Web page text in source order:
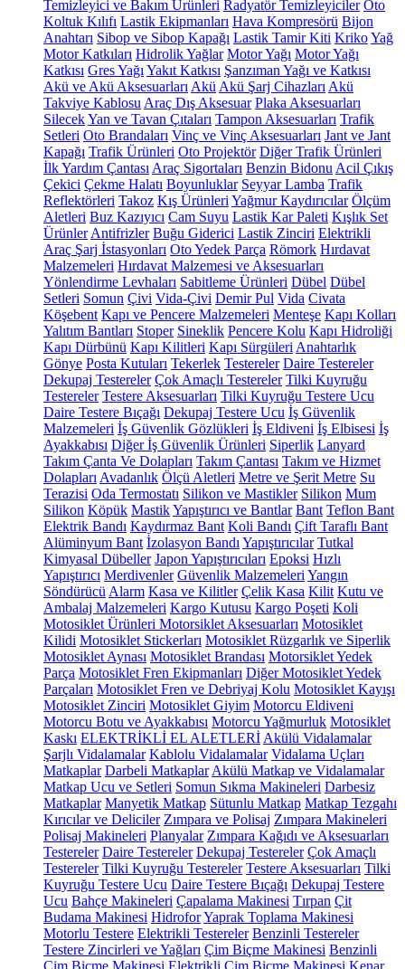
Temizleyici ve Bakım Ürünleri Radyatör Temizleyiciler Oto
Koltuk Kılıfı Lastik Ekipmanları Hava Kompresörü Bijon
Anahtarı Sibop ve Sibop Kapağı Lastik Tamir Kiti KrikoYağ
Motor Katkıları Hidrolik Yağlar Motor Yağı Motor Yağı
Katkısı Gres Yağı Yakıt Katkısı Şanzıman Yağı ve Katkısı
Akü ve Akü Aksesuarları Akü Akü Şarj Cihazları Akü
Takviye Kablosu Araç Dış Aksesuar Plaka Aksesuarları
SilecekYan ve Tavan Çıtaları Tampon Aksesuarları Trafik
Setleri Oto Brandaları Vinç ve Vinç Aksesuarları Jant ve Jant
Kapağı Trafik Ürünleri Oto Projektör Diğer Trafik Ürünleri
İlk Yardım Çantası Araç Sigortaları Benzin Bidonu Acil Çıkış
Çekici Çekme Halatı Boyunluklar Seyyar Lamba Trafik
Reflektörleri Takoz Kış Ürünleri Yağmur Kaydırıcılar Ölçüm
Aletleri Buz Kazıyıcı Cam Suyu Lastik Kar Paleti Kışlık Set
Ürünler Antifrizler Buğu Giderici Lastik Zinciri Elektrikli
Araç Şarj İstasyonları Oto Yedek Parça Römork Hırdavat
Malzemeleri Hırdavat Malzemesi ve Aksesuarları
Yönlendirme Levhaları Sabitleme Ürünleri Dübel Dübel
Setleri Somun Çivi Vida-Çivi Demir Pul Vida Civata
Köşebent Kapı ve Pencere Malzemeleri Menteşe Kapı Kolları
Yalıtım Bantları Stoper Sineklik Pencere Kolu Kapı Hidroliği
Kapı Dürbünü Kapı Kilitleri Kapı Sürgüleri Anahtarlık
Gönye Posta Kutuları Tekerlek Testereler Daire Testereler
Dekupaj Testereler Çok Amaçlı Testereler Tilki Kuyruğu
Testereler Testere Aksesuarları Tilki Kuyruğu Testere Ucu
Daire Testere Bıçağı Dekupaj Testere Ucu İş Güvenlik
Malzemeleri İş Güvenlik Gözlükleri İş Eldiveni İş Elbisesi İş
Ayakkabısı Diğer İş Güvenlik Ürünleri Siperlik Lanyard
Takım Çanta Ve Dolapları Takım Çantası Takım ve Hizmet
Dolapları Avadanlık Ölçü Aletleri Metre ve Şerit Metre Su
Terazisi Oda Termostatı Silikon ve Mastikler Silikon Mum
Silikon Köpük MastikYapıştırıcı ve Bantlar Bant Teflon Bant
Elektrik Bandı Kaydırmaz Bant Koli Bandı Çift Taraflı Bant
Alüminyum Bant İzolasyon Bandı Yapıştırıcılar Tutkal
Kimyasal Dübeller Japon Yapıştırıcıları Epoksi Hızlı
Yapıştırıcı Merdivenler Güvenlik Malzemeleri Yangın
Söndürücü Alarm Kasa ve Kilitler Çelik Kasa Kilit Kutu ve
Ambalaj Malzemeleri Kargo Kutusu Kargo Poşeti Koli
Motosiklet Ürünleri Motorsiklet Aksesuarları Motosiklet
Kilidi Motosiklet Stickerları Motosiklet Rüzgarlık ve Siperlik
Motosiklet Aynası Motosiklet Brandası Motorsiklet Yedek
Parça Motosiklet Fren Ekipmanları Diğer Motosiklet Yedek
Parçaları Motosiklet Fren ve Debriyaj Kolu Motosiklet Kayışı
Motosiklet Zinciri Motosiklet Giyim Motorcu Eldiveni
Motorcu Botu ve Ayakkabısı Motorcu Yağmurluk Motosiklet
Kaskı ELEKTRİKLİ EL ALETLERİ Akülü Vidalamalar
Şarjlı Vidalamalar Kablolu Vidalamalar Vidalama Uçları
Matkaplar Darbeli Matkaplar Akülü Matkap ve Vidalamalar
Matkap Ucu ve Setleri Somun Sıkma Makineleri Darbesiz
Matkaplar Manyetik Matkap Sütunlu Matkap Matkap Tezgahı
Kırıcılar ve Deliciler Zımpara ve Polisaj Zımpara Makineleri
Polisaj Makineleri Planyalar Zımpara Kağıdı ve Aksesuarları
Testereler Daire Testereler Dekupaj Testereler Çok Amaçlı
Testereler Tilki Kuyruğu Testereler Testere Aksesuarları Tilki
Kuyruğu Testere Ucu Daire Testere Bıçağı Dekupaj Testere
Ucu Bahçe Makineleri Çapalama Makinesi Tırpan Çit
Budama Makinesi HidroforYaprak Toplama Makinesi
Motorlu Testere Elektrikli Testereler Benzinli Testereler
Testere Zincirleri ve Yağları Çim Biçme Makinesi Benzinli
Çim Biçme Makinesi Elektrikli Çim Biçme Makinesi Kenar